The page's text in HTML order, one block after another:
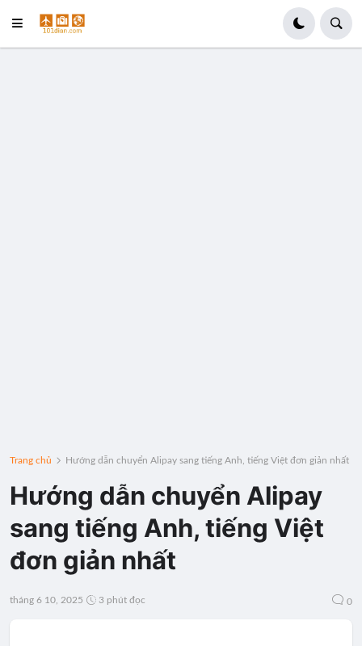
Trang chủ Hướng dẫn chuyển Alipay sang tiếng Anh, tiếng Việt đơn giản nhất
Hướng dẫn chuyển Alipay
sang tiếng Anh, tiếng Việt
đơn giản nhất
tháng 6 10, 2025 3 phút đọc 0